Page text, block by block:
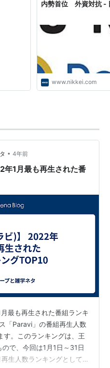
内勢首位 外資対抗 -
www.nikkei.com
• 4年前
年1月最も再生された番
最も再生された番組ランキ
「Paravi」の番組再生人数
す。このランキングは、王
で、今回は1月1日～31日
生人数ランキングとして